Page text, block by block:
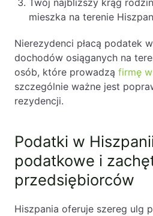
mieszka na terenie
Nierezydenci płacą podatek
dochodów osiąganych na
osób, które prowadzą firmę
szczególnie ważne jest
rezydencji.
Podatki w
podatkowe i
przedsiębiorców
Hiszpania oferuje szereg ulg